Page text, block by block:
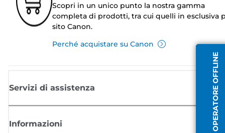
OPERATORE OFFLINE
Scopri in un unico punto la nostra gamma
completa di prodotti, tra cui quelli in esclusiva
sito Canon.
Perché acquistare su Canon
Servizi di assistenza
Informazioni